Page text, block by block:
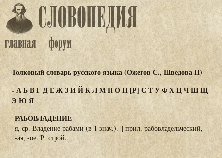
Толковый словарь русского языка (Ожегов С., Шведова Н)
-АБВГДЕЖЗИЙКЛМНОП[Р] С ТУФХЦЧШЩ
Э Ю Я
РАБОВЛАДЕНИЕ
я, ср. Владение рабами (в 1 знач.). || прил. рабовладельческий,
-ая, -ое. Р. строй.